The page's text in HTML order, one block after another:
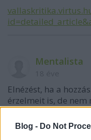
Blog - Do Not
Mentalista
Elnézést, ha a
érzelmeit is, de
ez a szubjektív
szakmai tudásától.
mintha Gyurcsány